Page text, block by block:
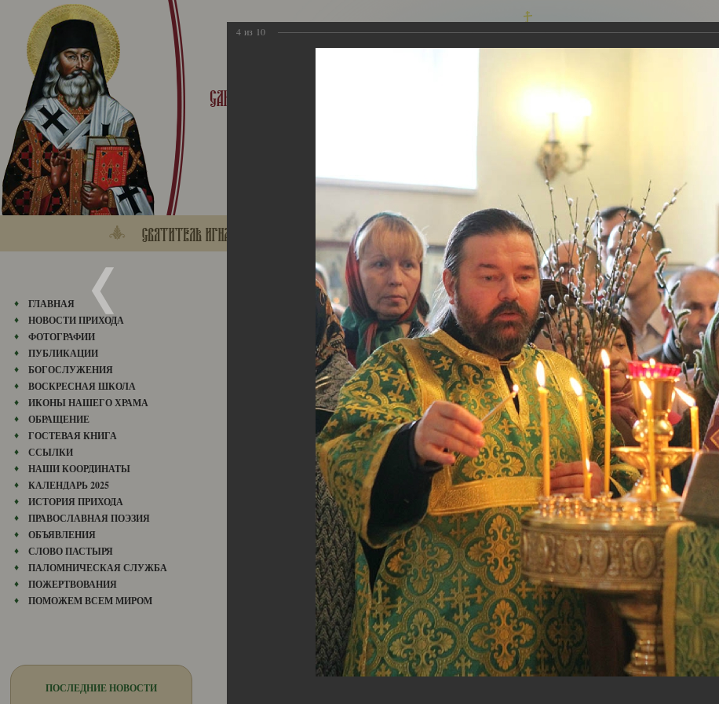
ГЛАВНАЯ
НОВОСТИ ПРИХОДА
ФОТОГРАФИИ
ПУБЛИКАЦИИ
БОГОСЛУЖЕНИЯ
ВОСКРЕСНАЯ ШКОЛА
ИКОНЫ НАШЕГО ХРАМА
ОБРАЩЕНИЕ
ГОСТЕВАЯ КНИГА
ССЫЛКИ
НАШИ КООРДИНАТЫ
КАЛЕНДАРЬ 2025
ИСТОРИЯ ПРИХОДА
ПРАВОСЛАВНАЯ ПОЭЗИЯ
ОБЪЯВЛЕНИЯ
СЛОВО ПАСТЫРЯ
ПАЛОМНИЧЕСКАЯ СЛУЖБА
ПОЖЕРТВОВАНИЯ
ПОМОЖЕМ ВСЕМ МИРОМ
ПОСЛЕДНИЕ НОВОСТИ
4 из 10